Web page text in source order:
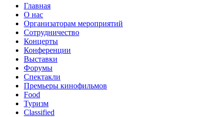
Skip
content
Главная
О нас
Организаторам мероприятий
Сотрудничество
Концерты
Конференции
Выставки
Форумы
Спектакли
Премьеры кинофильмов
Food
Туризм
Сlassified